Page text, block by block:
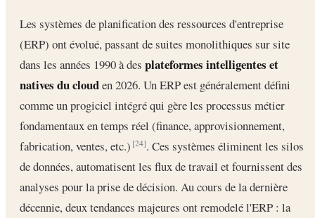
Les systèmes de planification des ressources d'entreprise
(ERP) ont évolué, passant de suites monolithiques sur site
dans les années 1990 à des plateformes intelligentes et
natives du clouden 2026. Un ERP est généralement défini
comme un progiciel intégré qui gère les processus métier
fondamentaux en temps réel (finance, approvisionnement,
fabrication, ventes, etc.)[24]. Ces systèmes éliminent les silos
de données, automatisent les flux de travail et fournissent des
analyses pour la prise de décision. Au cours de la dernière
décennie, deux tendances majeures ont remodelé l'ERP : la